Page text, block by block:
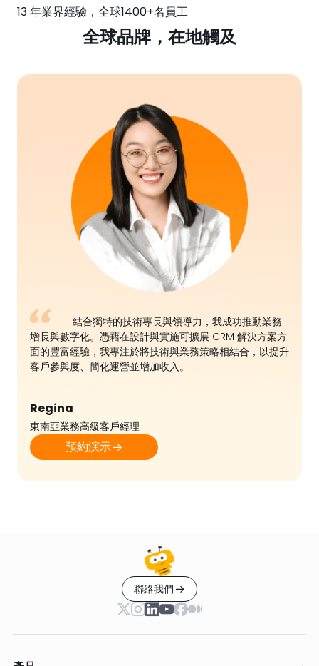
13 年業界經驗，全球1400+名員工
全球品牌，在地觸及
結合獨特的技術專長與領導力，我成功推動業務
增長與數字化。憑藉在設計與實施可擴展 CRM 解決方案方
面的豐富經驗，我專注於將技術與業務策略相結合，以提升
客戶參與度、簡化運營並增加收入。
Regina
東南亞業務高級客戶經理
預約演示
聯絡我們